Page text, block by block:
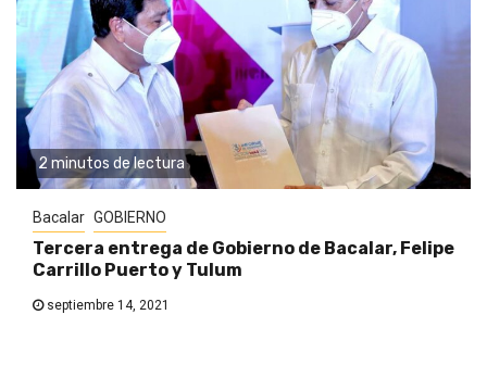
2 minutos de lectura
Bacalar GOBIERNO
Tercera entrega de Gobierno de Bacalar, Felipe
Carrillo Puerto y Tulum
septiembre 14, 2021